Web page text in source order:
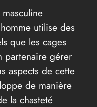
utilise des
que les cages
partenaire gérer
aspects de cette
de manière
la chasteté